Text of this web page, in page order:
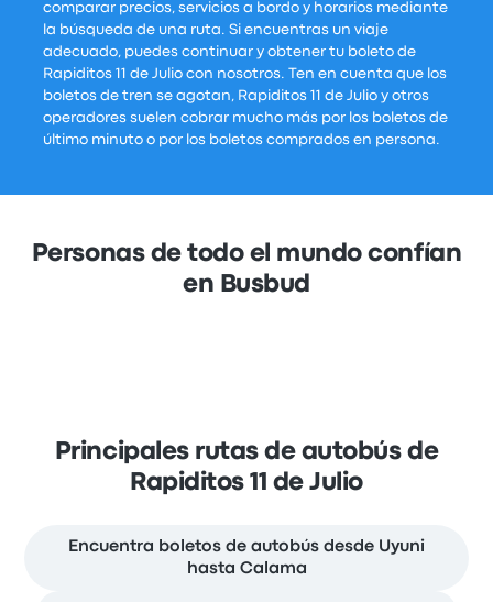
comparar precios, servicios a bordo y horarios mediante
la búsqueda de una ruta. Si encuentras un viaje
adecuado, puedes continuar y obtener tu boleto de
Rapiditos 11 de Julio con nosotros. Ten en cuenta que los
boletos de tren se agotan, Rapiditos 11 de Julio y otros
operadores suelen cobrar mucho más por los boletos de
último minuto o por los boletos comprados en persona.
Personas de todo el mundo confían
en Busbud
Principales rutas de autobús de
Rapiditos 11 de Julio
Encuentra boletos de autobús desde Uyuni
hasta Calama